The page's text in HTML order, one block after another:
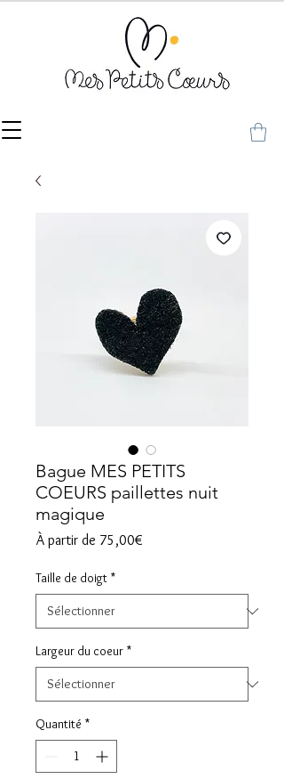
Bague MES PETITS
COEURS paillettes nuit
magique
À partir de 75,00€
Taille de doigt *
Largeur du coeur *
Quantité *